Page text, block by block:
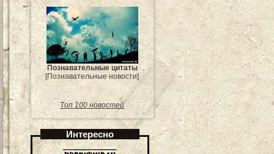
Познавательные цитаты
[Познавательные новости]
Топ 100 новостей
Интересно